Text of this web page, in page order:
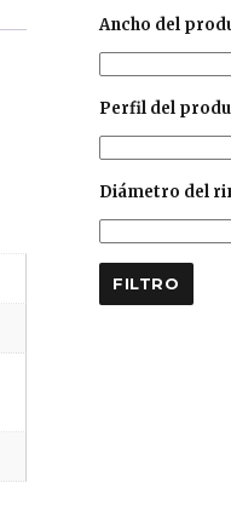
Ancho del
Perfil del
Diámetro del
FILTRO